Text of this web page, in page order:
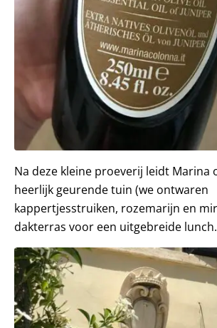
Na deze kleine proeverij leidt Marina
heerlijk geurende tuin (we ontwaren
kappertjesstruiken, rozemarijn en
dakterras voor een uitgebreide lunch.